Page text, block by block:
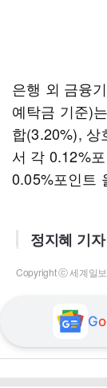
은행 외 금융
예탁금 기준)
합(3.20%), 상
서 각 0.12%
0.05%포인트
정지혜 기자
Copyright ⓒ 세계일
Go